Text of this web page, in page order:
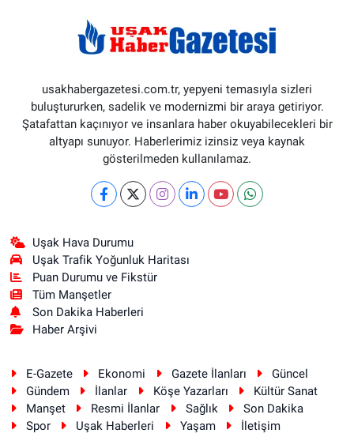
usakhabergazetesi.com.tr, yepyeni temasıyla sizleri
buluştururken, sadelik ve modernizmi bir araya getiriyor.
Şatafattan kaçınıyor ve insanlara haber okuyabilecekleri bir
altyapı sunuyor. Haberlerimiz izinsiz veya kaynak
gösterilmeden kullanılamaz.
Uşak Hava Durumu
Uşak Trafik Yoğunluk Haritası
Puan Durumu ve Fikstür
Tüm Manşetler
Son Dakika Haberleri
Haber Arşivi
E-Gazete Ekonomi Gazete İlanları
Güncel
Gündem
İlanlar Köşe Yazarları
Kültür Sanat
Manşet
Resmi İlanlar Sağlık
Son Dakika
Spor
Uşak Haberleri Yaşam
İletişim